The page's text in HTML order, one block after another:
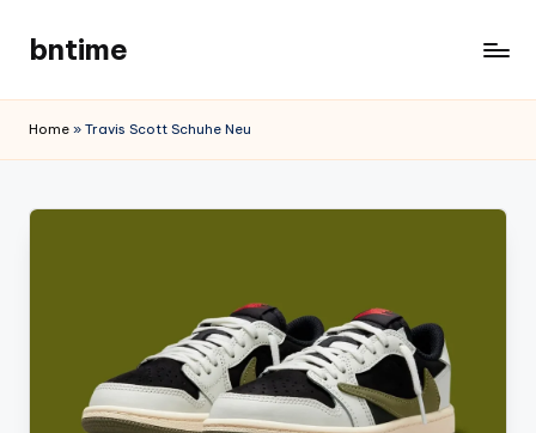
content
bntime
Home » Travis Scott Schuhe Neu